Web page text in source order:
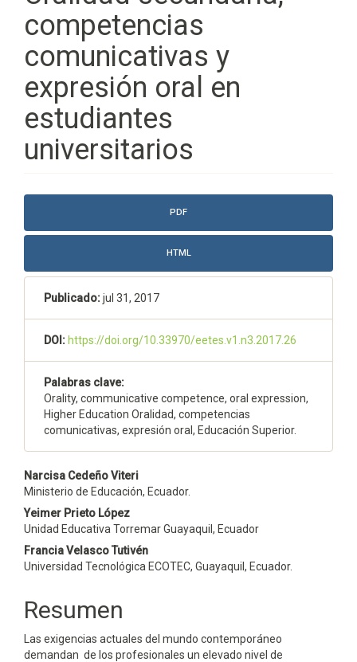
competencias
comunicativas y
expresión oral en
estudiantes
universitarios
Barra
lateral
artículo
PDF
HTML
Publicado:jul 31, 2017
DOI:https://doi.org/10.33970/eetes.v1.n3.2017.26
Palabras clave:
Orality, communicative competence, oral expression,
Higher Education Oralidad, competencias
comunicativas, expresión oral, Educación Superior.
Contenido
principal
del
artículo
Narcisa Cedeño Viteri
Ministerio de Educación, Ecuador.
Yeimer Prieto López
Unidad Educativa Torremar Guayaquil, Ecuador
Francia Velasco Tutivén
Universidad Tecnológica ECOTEC, Guayaquil, Ecuador.
Resumen
Las exigencias actuales del mundo contemporáneo
demandan de los profesionales un elevado nivel de